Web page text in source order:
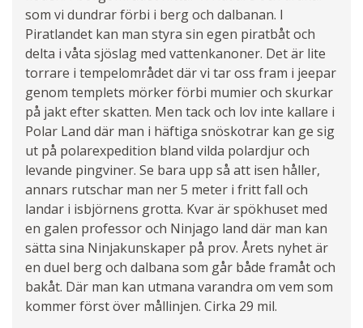
som vi dundrar förbi i berg och dalbanan. I
Piratlandet kan man styra sin egen piratbåt och
delta i våta sjöslag med vattenkanoner. Det är lite
torrare i tempelområdet där vi tar oss fram i jeepar
genom templets mörker förbi mumier och skurkar
på jakt efter skatten. Men tack och lov inte kallare i
Polar Land där man i häftiga snöskotrar kan ge sig
ut på polarexpedition bland vilda polardjur och
levande pingviner. Se bara upp så att isen håller,
annars rutschar man ner 5 meter i fritt fall och
landar i isbjörnens grotta. Kvar är spökhuset med
en galen professor och Ninjago land där man kan
sätta sina Ninjakunskaper på prov. Årets nyhet är
en duel berg och dalbana som går både framåt och
bakåt. Där man kan utmana varandra om vem som
kommer först över mållinjen. Cirka 29 mil.